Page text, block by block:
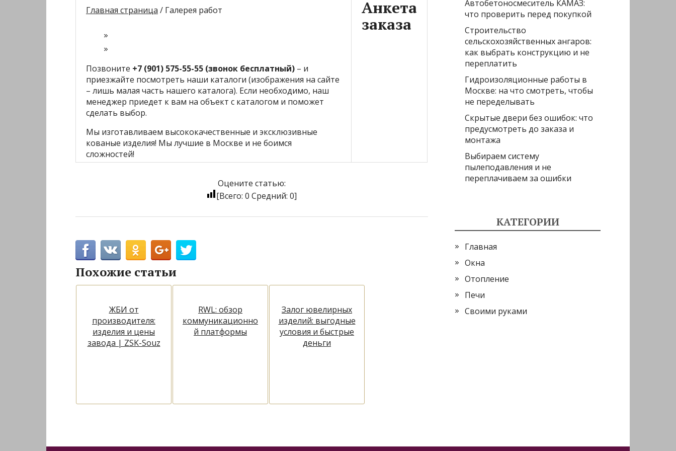
Главная страница / Галерея работ
Позвоните +7 (901) 575-55-55 (звонок бесплатный) – и
приезжайте посмотреть наши каталоги (изображения на сайте
– лишь малая часть нашего каталога). Если необходимо, наш
менеджер приедет к вам на объект с каталогом и поможет
сделать выбор.
Мы изготавливаем высококачественные и эксклюзивные
кованые изделия! Мы лучшие в Москве и не боимся
сложностей!
Анкета
заказа
Оцените статью:
[Всего:0 Средний:0]
Похожие статьи
ЖБИ от
производителя:
изделия и цены
завода | ZSK-Souz
RWL: обзор
коммуникационно
й платформы
Залог ювелирных
изделий: выгодные
условия и быстрые
деньги
Автобетоносмеситель КАМАЗ:
что проверить перед покупкой
Строительство
сельскохозяйственных ангаров:
как выбрать конструкцию и не
переплатить
Гидроизоляционные работы в
Москве: на что смотреть, чтобы
не переделывать
Скрытые двери без ошибок: что
предусмотреть до заказа и
монтажа
Выбираем систему
пылеподавления и не
переплачиваем за ошибки
КАТЕГОРИИ
Главная
Окна
Отопление
Печи
Своими руками